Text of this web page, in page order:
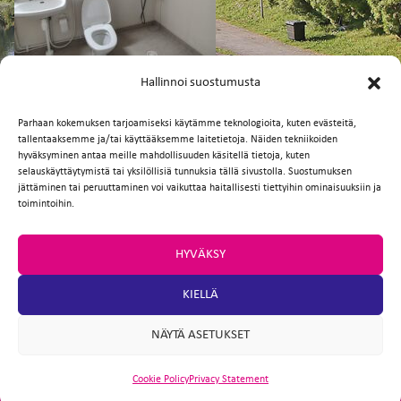
Hallinnoi suostumusta
Parhaan kokemuksen tarjoamiseksi käytämme teknologioita, kuten evästeitä,
tallentaaksemme ja/tai käyttääksemme laitetietoja. Näiden tekniikoiden
hyväksyminen antaa meille mahdollisuuden käsitellä tietoja, kuten
selauskäyttäytymistä tai yksilöllisiä tunnuksia tällä sivustolla. Suostumuksen
jättäminen tai peruuttaminen voi vaikuttaa haitallisesti tiettyihin ominaisuuksiin ja
toimintoihin.
HYVÄKSY
KIELLÄ
NÄYTÄ ASETUKSET
Cookie PolicyPrivacy Statement
FI
Facebook
TwitterEmailWhatsApp